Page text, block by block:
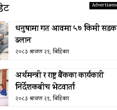
धनुषामा गत आवमा ५७ किमी सडक
ढलान
२०८३ श्रावण २१, बिहिबार
अर्थमन्त्री र राष्ट्र बैंकका कार्यकारी
निर्देशकबीच भेटवार्ता
२०८३ श्रावण २१, बिहिबार